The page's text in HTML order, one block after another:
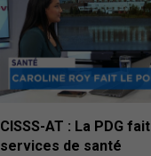
CISSS-AT : La PDG
services de santé